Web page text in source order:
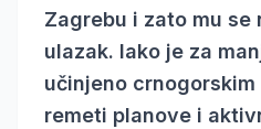
Zagrebu i zato mu se
ulazak. Iako je za
učinjeno
remeti planove i